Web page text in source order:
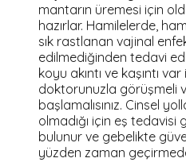
mantarın üremesi için
hazırlar. Hamilelerde,
sık rastlanan vajinal
edilmediğinden tedavi
koyu akıntı ve kaşıntı
doktorunuzla görüşmeli
başlamalısınız. Cinsel
olmadığı için eş tedavisi
bulunur ve gebelikte
yüzden zaman